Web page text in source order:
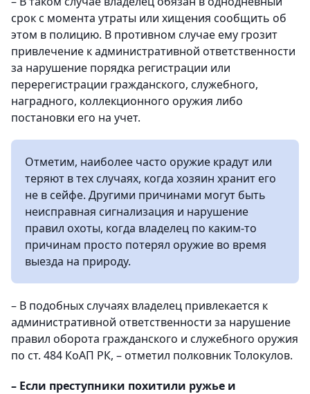
срок с момента утраты или хищения сообщить об
этом в полицию. В противном случае ему грозит
привлечение к административной ответственности
за нарушение порядка регистрации или
перерегистрации гражданского, служебного,
наградного, коллекционного оружия либо
постановки его на учет.
Отметим, наиболее часто оружие крадут или
теряют в тех случаях, когда хозяин хранит его
не в сейфе. Другими причинами могут быть
неисправная сигнализация и нарушение
правил охоты, когда владелец по каким-то
причинам просто потерял оружие во время
выезда на природу.
– В подобных случаях владелец привлекается к
административной ответственности за нарушение
правил оборота гражданского и служебного оружия
по ст. 484 КоАП РК, – отметил полковник Толокулов.
– Если преступники похитили ружье и